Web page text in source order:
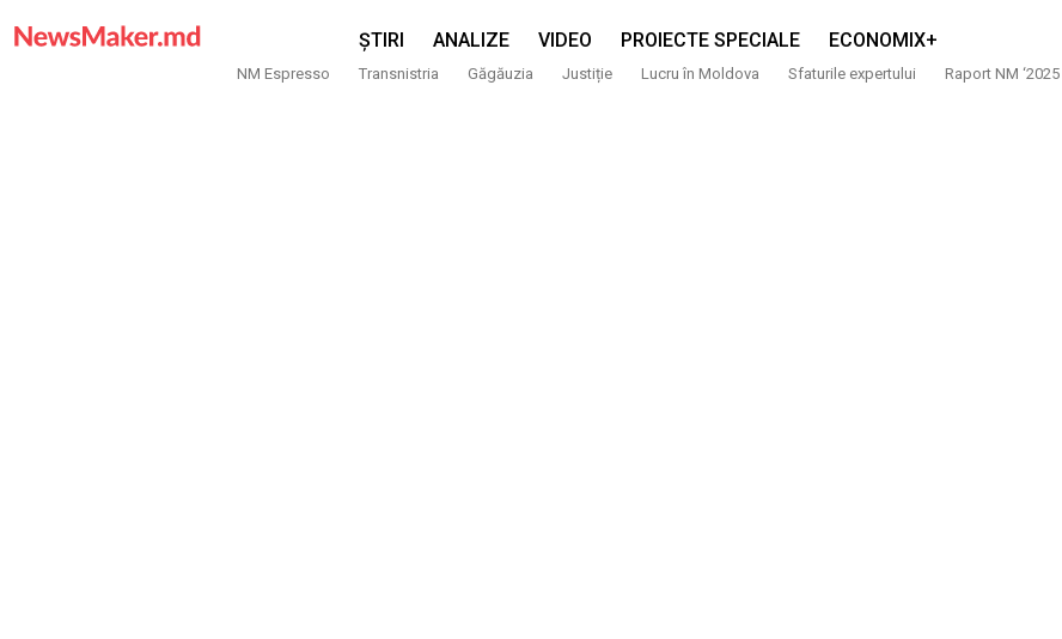
ȘTIRI ANALIZE VIDEO PROIECTE SPECIALE ECONOMIX+
NM Espresso Transnistria Găgăuzia Justiție Lucru în Moldova Sfaturile expertului Raport NM ‘2025